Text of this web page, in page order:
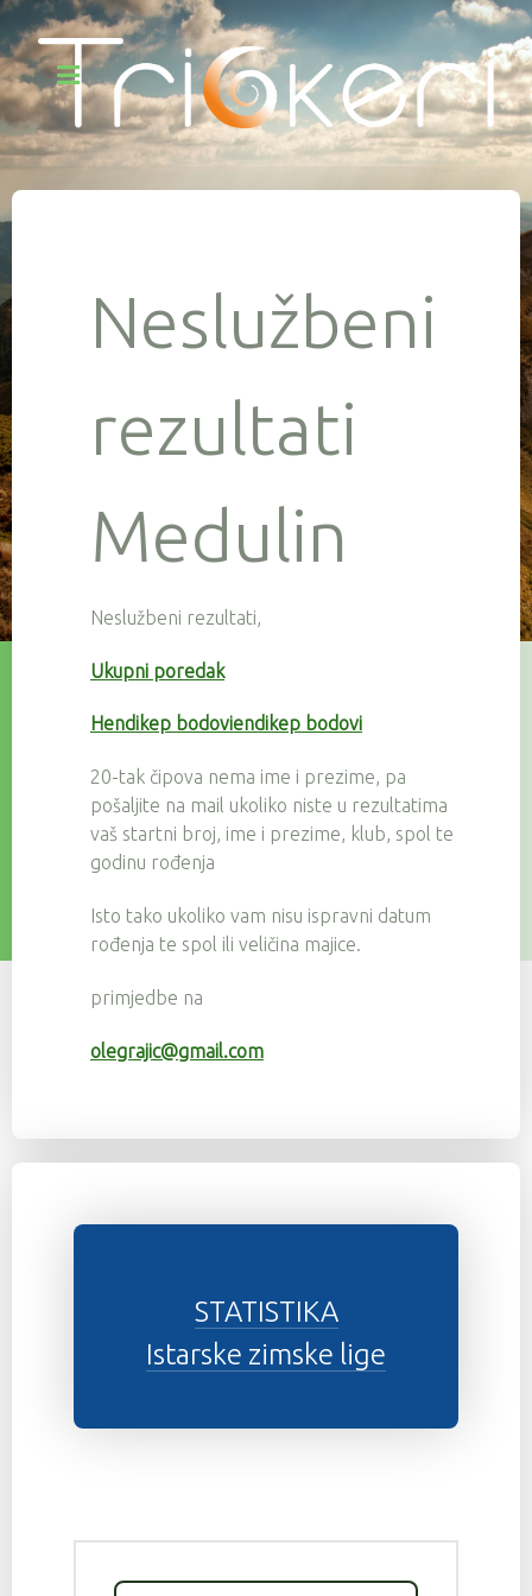
Neslužbeni
rezultati
Medulin
Neslužbeni rezultati,
Ukupni poredak
Hendikep bodoviendikep bodovi
20-tak čipova nema ime i prezime, pa
pošaljite na mail ukoliko niste u rezultatima
vaš startni broj, ime i prezime, klub, spol te
godinu rođenja
Isto tako ukoliko vam nisu ispravni datum
rođenja te spol ili veličina majice.
primjedbe na
olegrajic@gmail.com
STATISTIKA
Istarske zimske lige